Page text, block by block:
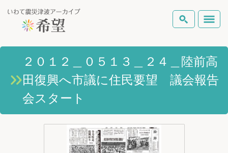
岩手県の被害状況
ピックアップコンテンツ
検索
テーマから探す
２０１２＿０５１３＿２４＿陸前高
田復興へ市議に住民要望 議会報告
会スタート